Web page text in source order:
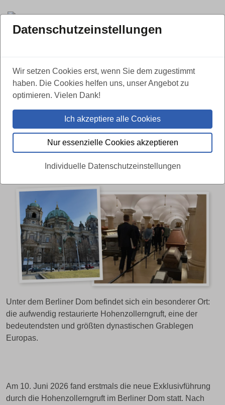
Geschichte, Gedenken und
Erinnerungskultur: Erste
Exklusivführung durch die
Hohenzollerngruft
Unter dem Berliner Dom befindet sich ein besonderer Ort:
die aufwendig restaurierte Hohenzollerngruft, eine der
bedeutendsten und größten dynastischen Grablegen
Europas.
Am 10. Juni 2026 fand erstmals die neue Exklusivführung
durch die Hohenzollerngruft im Berliner Dom statt. Nach
Datenschutzeinstellungen
Wir setzen Cookies erst, wenn Sie dem zugestimmt
haben. Die Cookies helfen uns, unser Angebot zu
optimieren. Vielen Dank!
Ich akzeptiere alle Cookies
Nur essenzielle Cookies akzeptieren
Individuelle Datenschutzeinstellungen